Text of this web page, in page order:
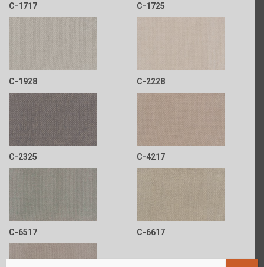
C-1717 C-1725
C-1928 C-2228
C-2325 C-4217
C-6517 C-6617